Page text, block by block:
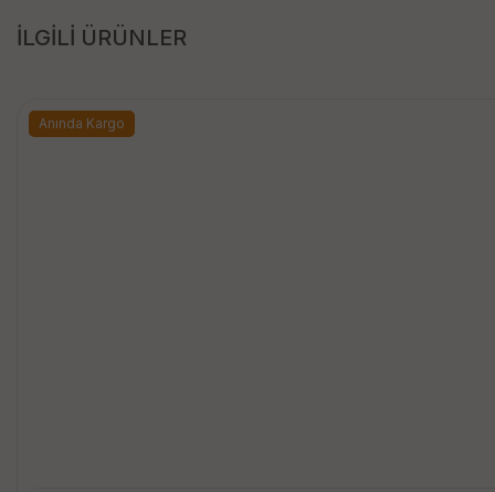
İLGİLİ ÜRÜNLER
Anında Kargo